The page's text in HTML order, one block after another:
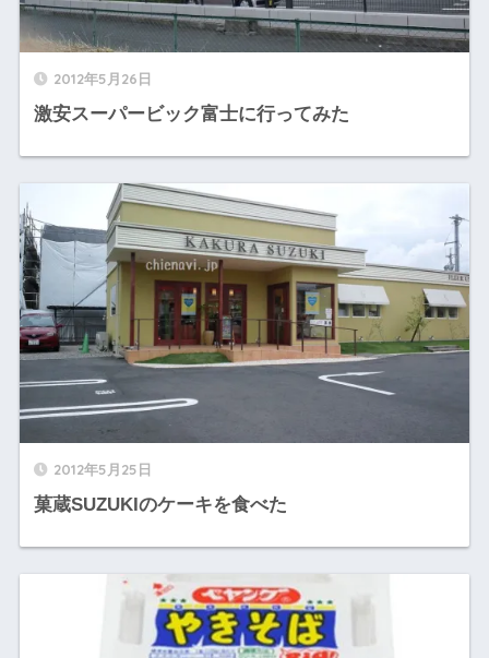
2012年5月26日
激安スーパービック富士に行ってみた
2012年5月25日
菓蔵SUZUKIのケーキを食べた